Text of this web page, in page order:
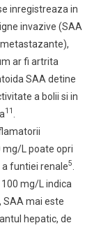
inregistreaza in
invazive (SAA
ar fi artrita
SAA detine
a bolii si in
11
mg/L poate opri
a funtiei renale5
mg/L indica
SAA mai este
hepatic, de